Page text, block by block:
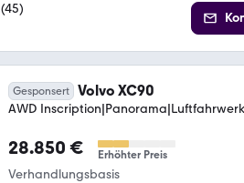
(45)
Gesponsert Volvo XC90
AWD
28.850 € Erhöhter Preis
Verhandlungsbasis